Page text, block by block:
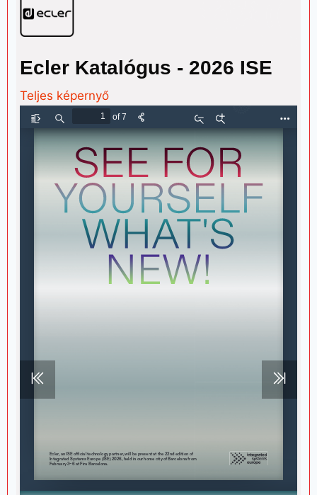
Ecler Katalógus - 2026 ISE
Teljes képernyő